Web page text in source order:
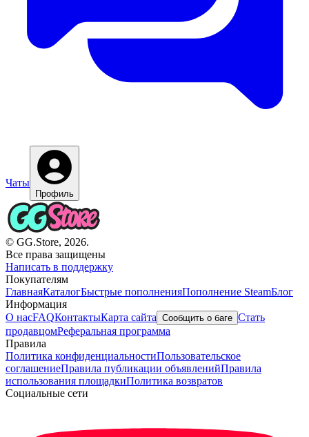
Чаты
Профиль
© GG.Store, 2026.
Все права защищены
Написать в поддержку
Покупателям
ГлавнаяКаталогБыстрые пополненияПополнение SteamБлог
Информация
О насFAQКонтактыКарта сайта Сообщить о баге Стать
продавцомРеферальная программа
Правила
Политика конфиденциальностиПользовательское
соглашениеПравила публикации объявленийПравила
использования площадкиПолитика возвратов
Социальные сети